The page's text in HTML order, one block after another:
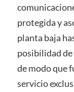
protegida y
planta baja
posibilidad
de modo que
servicio